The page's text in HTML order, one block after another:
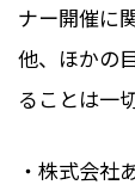
ナー開催に
他、ほかの
ることは一
・株式会